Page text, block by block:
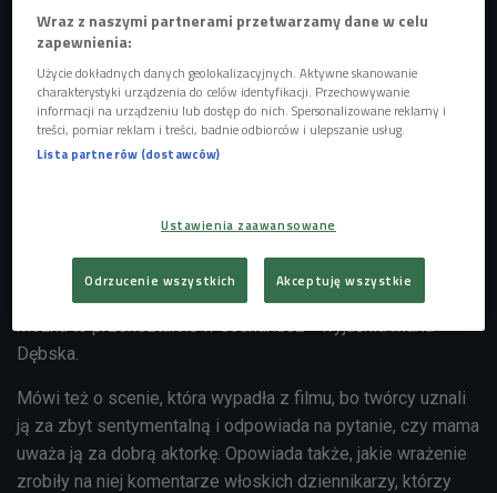
Maria Dębska podczas premiery filmu "Moje córki krowy" na Rome Film
Festival
Foto: PAP/Claudio Onorati
Wystąpiła w nim plejada polskich aktorów, a w obsadzie
odchodzeniem, pisała pamiętnik, a potem pomyślała, że
można to przekształcić w scenariusz - wyjaśnia Maria
Dębska.
Mówi też o scenie, która wypadła z filmu, bo twórcy uznali
ją za zbyt sentymentalną i odpowiada na pytanie, czy mama
uważa ją za dobrą aktorkę. Opowiada także, jakie wrażenie
zrobiły na niej komentarze włoskich dziennikarzy, którzy
Wraz z naszymi partnerami przetwarzamy dane w celu
zapewnienia:
Użycie dokładnych danych geolokalizacyjnych. Aktywne skanowanie
charakterystyki urządzenia do celów identyfikacji. Przechowywanie
informacji na urządzeniu lub dostęp do nich. Spersonalizowane reklamy i
treści, pomiar reklam i treści, badnie odbiorców i ulepszanie usług.
Lista partnerów (dostawców)
Ustawienia zaawansowane
Odrzucenie wszystkich Akceptuję wszystkie